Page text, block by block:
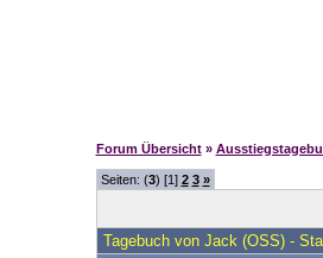
Forum Übersicht »
Seiten: (3) [1] 2 3 »
Tagebuch von Jack (OSS) -